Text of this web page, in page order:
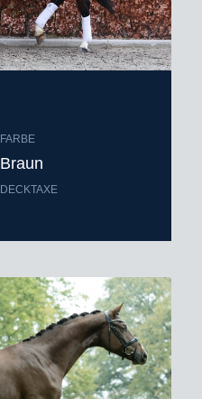
FARBE
Braun
DECKTAXE